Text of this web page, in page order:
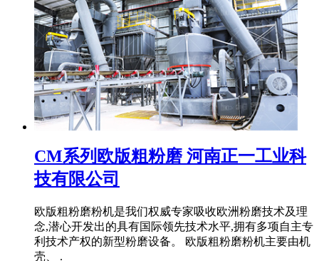
CM系列欧版粗粉磨 河南正一工业科
技有限公司
欧版粗粉磨粉机是我们权威专家吸收欧洲粉磨技术及理
念,潜心开发出的具有国际领先技术水平,拥有多项自主专
利技术产权的新型粉磨设备。 欧版粗粉磨粉机主要由机
壳、 .